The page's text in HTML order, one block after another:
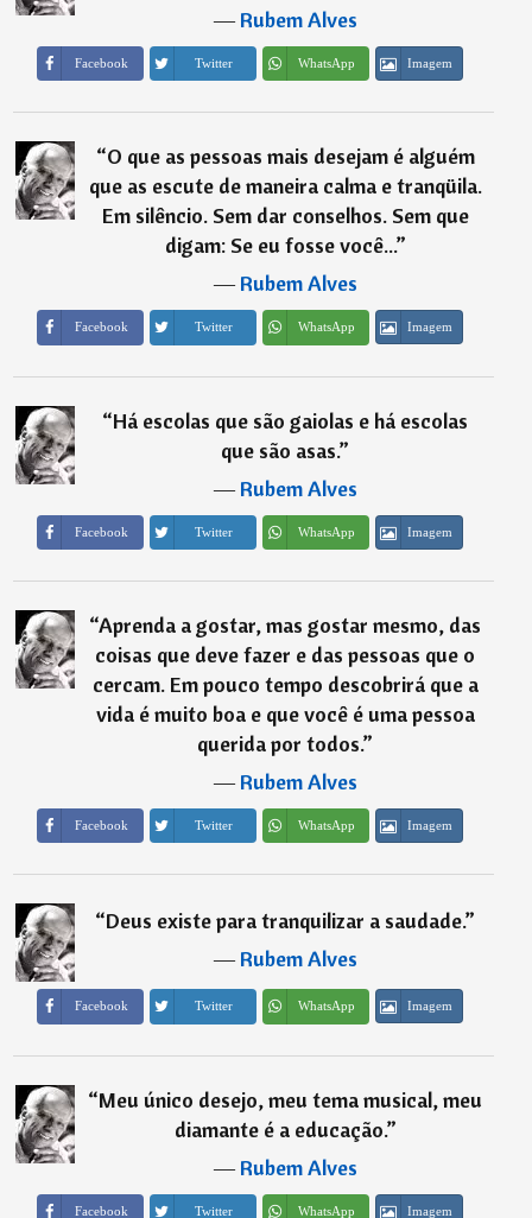
―Rubem Alves
Facebook Twitter WhatsApp Imagem
“O que as pessoas mais desejam é alguém
que as escute de maneira calma e tranqüila.
Em silêncio. Sem dar conselhos. Sem que
digam: Se eu fosse você...”
―Rubem Alves
Facebook Twitter WhatsApp Imagem
“Há escolas que são gaiolas e há escolas
que são asas.”
―Rubem Alves
Facebook Twitter WhatsApp Imagem
“Aprenda a gostar, mas gostar mesmo, das
coisas que deve fazer e das pessoas que o
cercam. Em pouco tempo descobrirá que a
vida é muito boa e que você é uma pessoa
querida por todos.”
―Rubem Alves
Facebook Twitter WhatsApp Imagem
“Deus existe para tranquilizar a saudade.”
―Rubem Alves
Facebook Twitter WhatsApp Imagem
“Meu único desejo, meu tema musical, meu
diamante é a educação.”
―Rubem Alves
Facebook Twitter WhatsApp Imagem